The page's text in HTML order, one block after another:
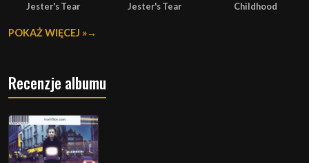
Jester's Tear
Jester's Tear
Childhood
POKAŻ WIĘCEJ »
Recenzje albumu